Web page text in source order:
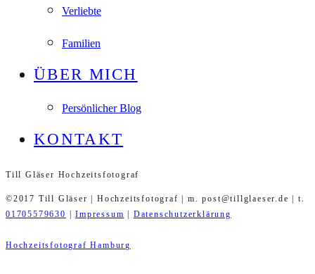
Verliebte
Familien
ÜBER MICH
Persönlicher Blog
KONTAKT
Till Gläser Hochzeitsfotograf
©2017 Till Gläser | Hochzeitsfotograf | m. post@tillglaeser.de | t.
01705579630
|Impressum Datenschutzerklärung
Hochzeitsfotograf Hamburg